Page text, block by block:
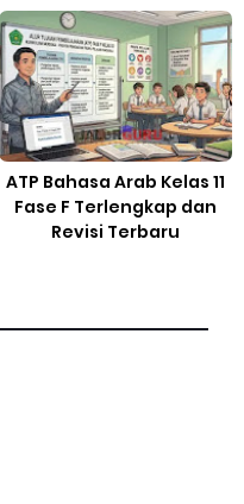
ATP Bahasa Arab Kelas 11
Fase F Terlengkap dan
Revisi Terbaru